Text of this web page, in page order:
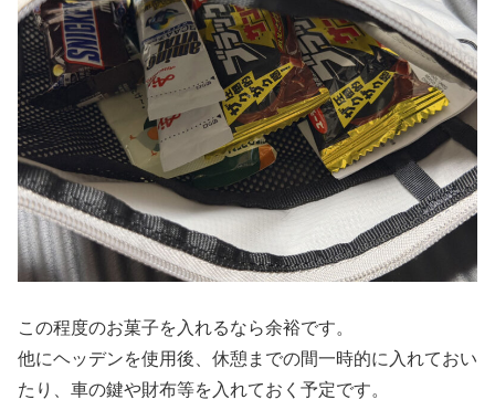
この程度のお菓子を入れるなら余裕です。
他にヘッデンを使用後、休憩までの間一時的に入れておい
たり、車の鍵や財布等を入れておく予定です。